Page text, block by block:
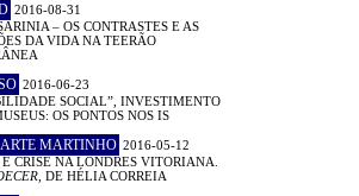
2016-08-31
– OS CONTRASTES E AS
DA VIDA NA TEERÃO
2016-06-23
SOCIAL”, INVESTIMENTO
OS PONTOS NOS IS
MARTINHO 2016-05-12
CRISE NA LONDRES VITORIANA.
, DE HÉLIA CORREIA